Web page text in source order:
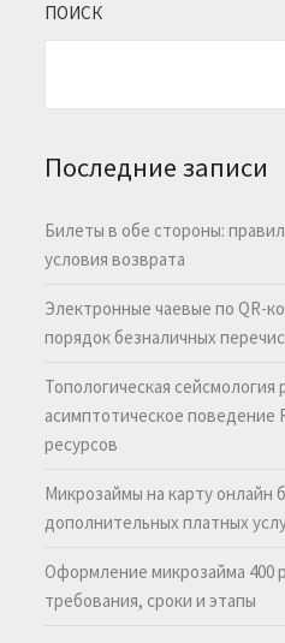
ПОИСК
Последние записи
Билеты в обе стороны:
условия возврата
Электронные чаевые по QR-
порядок безналичных
Топологическая сейсмология
асимптотическое поведение
ресурсов
Микрозаймы на карту онлайн
дополнительных платных
Оформление микрозайма 400
требования, сроки и этапы